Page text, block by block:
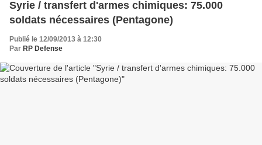
Syrie / transfert d'armes chimiques: 75.000
soldats nécessaires (Pentagone)
Publié le 12/09/2013 à 12:30
Par RP Defense